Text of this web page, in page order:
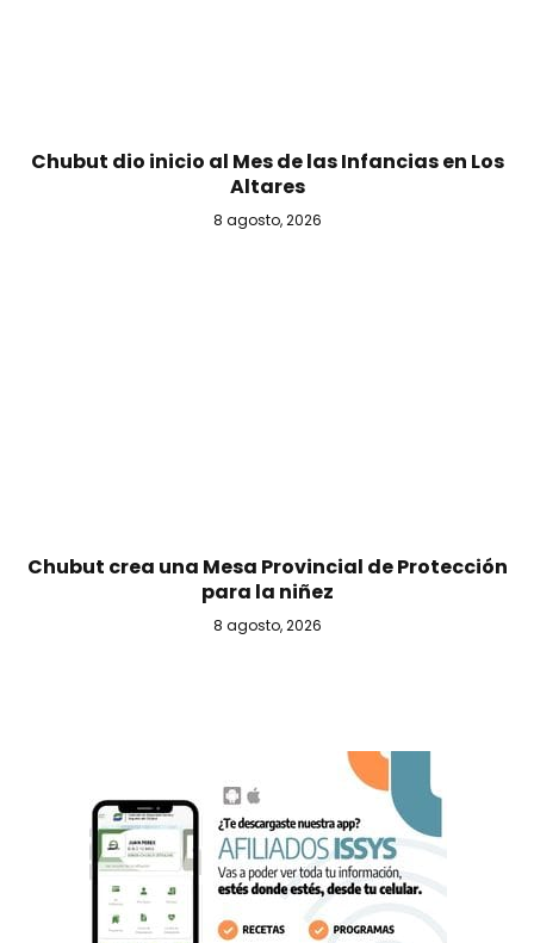
Chubut dio inicio al Mes de las Infancias en Los
Altares
8 agosto, 2026
Chubut crea una Mesa Provincial de Protección
para la niñez
8 agosto, 2026